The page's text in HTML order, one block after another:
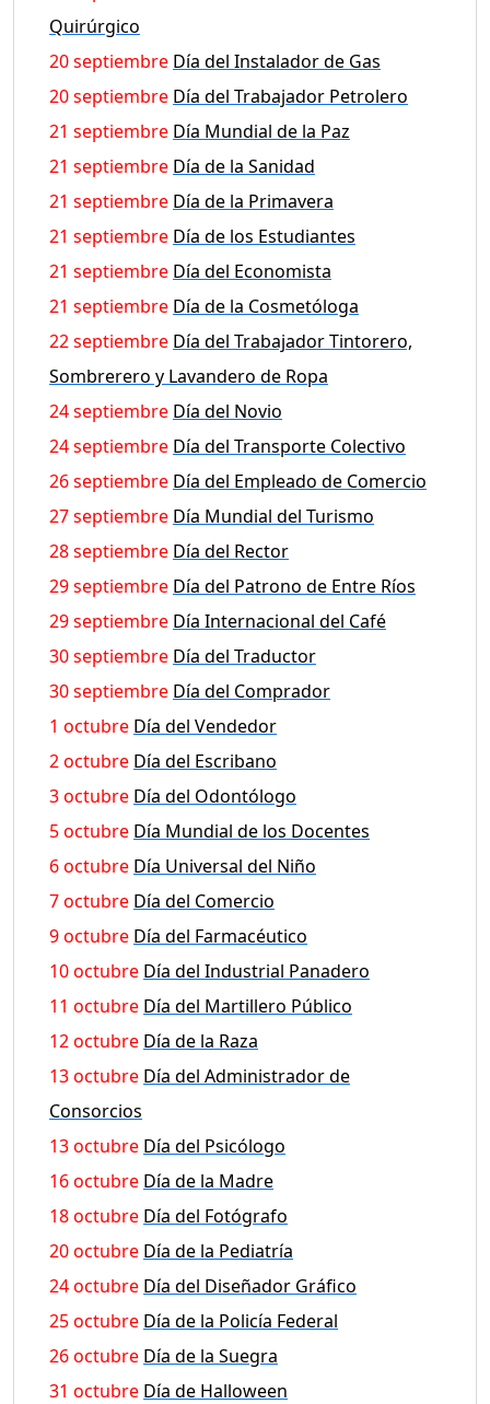
Quirúrgico
20 septiembre Día del Instalador de Gas
20 septiembre Día del Trabajador Petrolero
21 septiembre Día Mundial de la Paz
21 septiembre Día de la Sanidad
21 septiembre Día de la Primavera
21 septiembre Día de los Estudiantes
21 septiembre Día del Economista
21 septiembre Día de la Cosmetóloga
22 septiembre Día del Trabajador Tintorero,
Sombrerero y Lavandero de Ropa
24 septiembre Día del Novio
24 septiembre Día del Transporte Colectivo
26 septiembre Día del Empleado de Comercio
27 septiembre Día Mundial del Turismo
28 septiembre Día del Rector
29 septiembre Día del Patrono de Entre Ríos
29 septiembre Día Internacional del Café
30 septiembre Día del Traductor
30 septiembre Día del Comprador
1 octubre Día del Vendedor
2 octubre Día del Escribano
3 octubre Día del Odontólogo
5 octubre Día Mundial de los Docentes
6 octubre Día Universal del Niño
7 octubre Día del Comercio
9 octubre Día del Farmacéutico
10 octubre Día del Industrial Panadero
11 octubre Día del Martillero Público
12 octubre Día de la Raza
13 octubre Día del Administrador de
Consorcios
13 octubre Día del Psicólogo
16 octubre Día de la Madre
18 octubre Día del Fotógrafo
20 octubre Día de la Pediatría
24 octubre Día del Diseñador Gráfico
25 octubre Día de la Policía Federal
26 octubre Día de la Suegra
31 octubre Día de Halloween